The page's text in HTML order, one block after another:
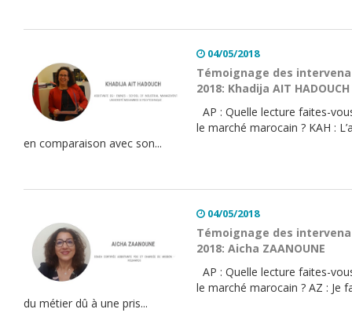
04/05/2018
Témoignage des
2018: Khadija AIT HADOUCH
AP : Quelle lecture faites-
le marché marocain ? KAH :
en comparaison avec son...
04/05/2018
Témoignage des
2018: Aicha ZAANOUNE
AP : Quelle lecture faites-
le marché marocain ? AZ : Je
du métier dû à une pris...